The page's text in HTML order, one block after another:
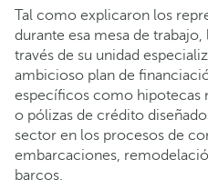
Tal como explicaron los
durante esa mesa de
través de su unidad
ambicioso plan de
específicos como hipotecas
o pólizas de crédito
sector en los procesos de
embarcaciones,
barcos.